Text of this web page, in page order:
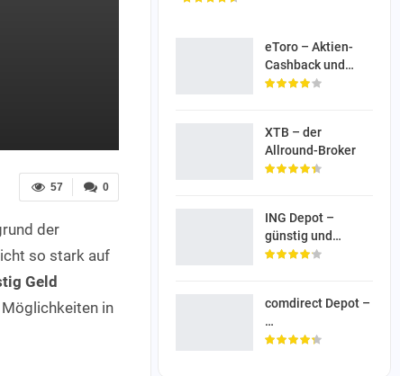
0
57
der
so stark auf
Geld
in
eToro – Aktien-
Cashback und…
XTB – der
Allround-Broker
ING Depot –
günstig und…
comdirect Depot –
…